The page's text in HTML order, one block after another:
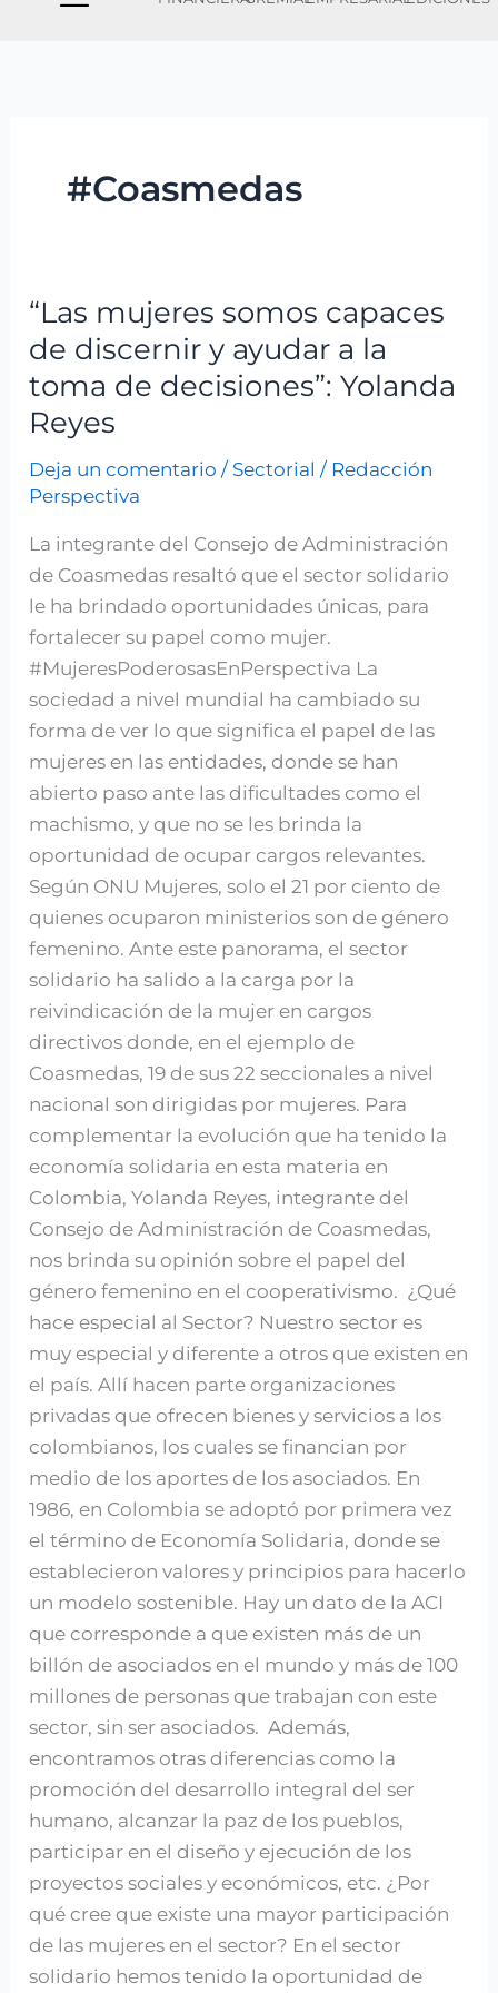
#Coasmedas
“Las mujeres somos capaces
de discernir y ayudar a la
toma de decisiones”: Yolanda
Reyes
Deja un comentario / Sectorial / Redacción
Perspectiva
La integrante del Consejo de Administración
de Coasmedas resaltó que el sector solidario
le ha brindado oportunidades únicas, para
fortalecer su papel como mujer.
#MujeresPoderosasEnPerspectiva La
sociedad a nivel mundial ha cambiado su
forma de ver lo que significa el papel de las
mujeres en las entidades, donde se han
abierto paso ante las dificultades como el
machismo, y que no se les brinda la
oportunidad de ocupar cargos relevantes.
Según ONU Mujeres, solo el 21 por ciento de
quienes ocuparon ministerios son de género
femenino. Ante este panorama, el sector
solidario ha salido a la carga por la
reivindicación de la mujer en cargos
directivos donde, en el ejemplo de
Coasmedas, 19 de sus 22 seccionales a nivel
nacional son dirigidas por mujeres. Para
complementar la evolución que ha tenido la
economía solidaria en esta materia en
Colombia, Yolanda Reyes, integrante del
Consejo de Administración de Coasmedas,
nos brinda su opinión sobre el papel del
género femenino en el cooperativismo. ¿Qué
hace especial al Sector? Nuestro sector es
muy especial y diferente a otros que existen en
el país. Allí hacen parte organizaciones
privadas que ofrecen bienes y servicios a los
colombianos, los cuales se financian por
medio de los aportes de los asociados. En
1986, en Colombia se adoptó por primera vez
el término de Economía Solidaria, donde se
establecieron valores y principios para hacerlo
un modelo sostenible. Hay un dato de la ACI
que corresponde a que existen más de un
billón de asociados en el mundo y más de 100
millones de personas que trabajan con este
sector, sin ser asociados. Además,
encontramos otras diferencias como la
promoción del desarrollo integral del ser
humano, alcanzar la paz de los pueblos,
participar en el diseño y ejecución de los
proyectos sociales y económicos, etc. ¿Por
qué cree que existe una mayor participación
de las mujeres en el sector? En el sector
solidario hemos tenido la oportunidad de
“Las
mujeres
capaces
de
discernir
y
a
la
toma
de
decisiones”:
Yolanda
Reyes